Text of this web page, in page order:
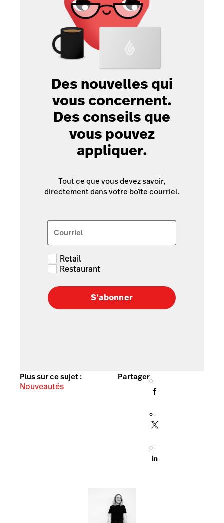
Des nouvelles qui
vous concernent.
Des conseils que
vous pouvez
appliquer.
Tout ce que vous devez savoir,
directement dans votre boîte courriel.
Courriel
Retail
Restaurant
S’abonner
Plus sur ce sujet :
Nouveautés
Partager